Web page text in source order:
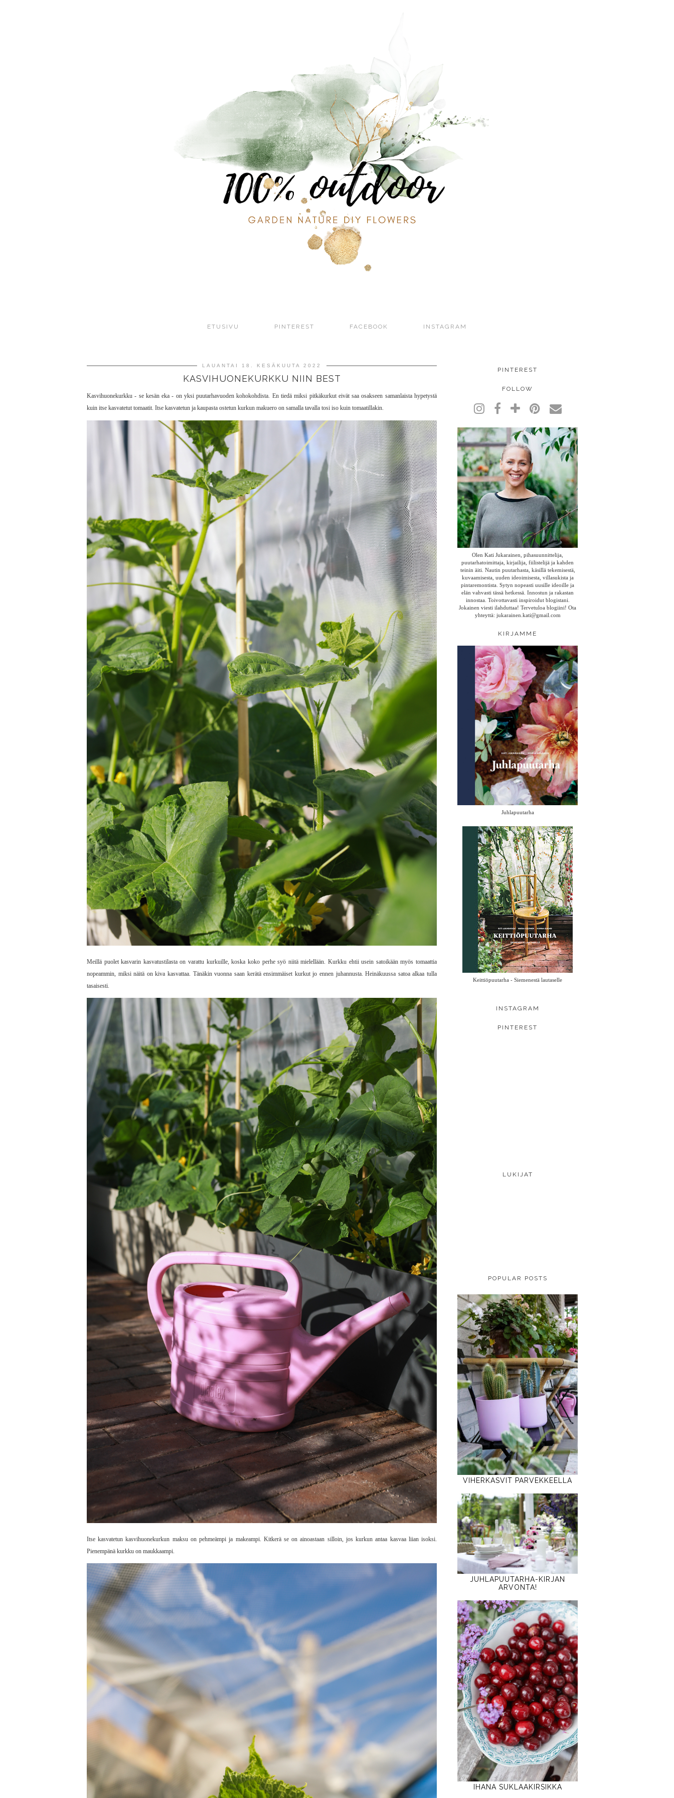
ETUSIVU PINTEREST FACEBOOK INSTAGRAM
LAUANTAI 18. KESÄKUUTA 2022
KASVIHUONEKURKKU NIIN BEST
Kasvihuonekurkku - se kesän eka - on yksi puutarhavuoden kohokohdista. En tiedä miksi pitkäkurkut eivät saa osakseen samanlaista hypetystä
kuin itse kasvatetut tomaatit. Itse kasvatetun ja kaupasta ostetun kurkun makuero on samalla tavalla tosi iso kuin tomaatillakin.
Meillä puolet kasvarin kasvatustilasta on varattu kurkuille, koska koko perhe syö niitä mielellään. Kurkku ehtii usein satoikään myös tomaattia
nopeammin, miksi näitä on kiva kasvattaa. Tänäkin vuonna saan kerätä ensimmäiset kurkut jo ennen juhannusta. Heinäkuussa satoa alkaa tulla
tasaisesti.
Itse kasvatetun kasvihuonekurkun maksu on pehmeämpi ja makeampi. Kitkerä se on ainoastaan silloin, jos kurkun antaa kasvaa liian isoksi.
Pienempänä kurkku on maukkaampi.
PINTEREST
FOLLOW
Olen Kati Jukarainen, pihasuunnittelija,
puutarhatoimittaja, kirjailija, fiilistelijä ja kahden
teinin äiti. Nautin puutarhasta, käsillä tekemisestä,
kuvaamisesta, uuden ideoimisesta, villasukista ja
pintaremontista. Sytyn nopeasti uusille ideoille ja
elän vahvasti tässä hetkessä. Innostun ja rakastan
innostaa. Toivottavasti inspiroidut blogistani.
Jokainen viesti ilahduttaa! Tervetuloa blogiini! Ota
yhteyttä: jukarainen.kati@gmail.com
KIRJAMME
Juhlapuutarha
Keittiöpuutarha - Siemenestä lautaselle
INSTAGRAM
PINTEREST
LUKIJAT
POPULAR POSTS
VIHERKASVIT PARVEKKEELLA
JUHLAPUUTARHA-KIRJAN
ARVONTA!
IHANA SUKLAAKIRSIKKA